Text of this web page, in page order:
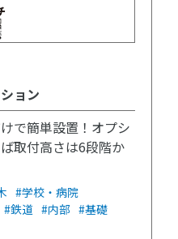
ョン
で簡単設置！オプシ
取付高さは6段階か
#学校・病院
#鉄道 #内部 #基礎